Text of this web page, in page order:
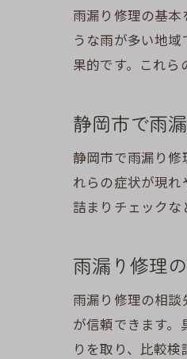
雨漏り修理の基
うな雨が多い地
果的です。これら
静岡市で雨
静岡市で雨漏り
れらの症状が現
詰まりチェックな
雨漏り修理
雨漏り修理の相
が信頼できます
りを取り、比較検